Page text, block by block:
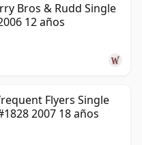
Bros & Rudd Single
12 años
Flyers Single
2007 18 años